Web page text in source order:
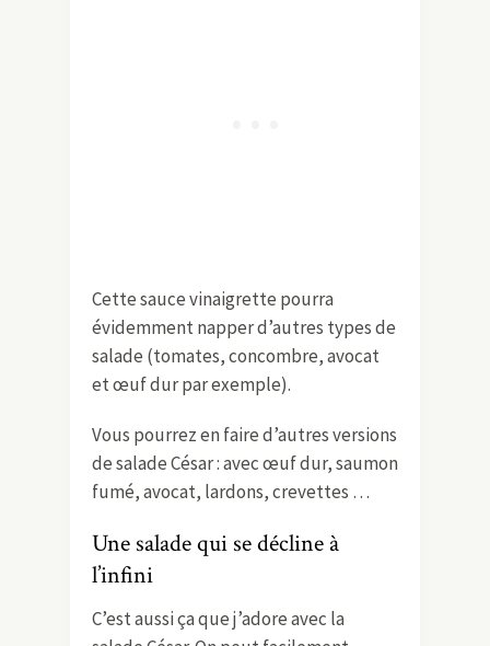
Cette sauce vinaigrette pourra
évidemment napper d’autres types de
salade (tomates, concombre, avocat
et œuf dur par exemple).
Vous pourrez en faire d’autres versions
de salade César : avec œuf dur, saumon
fumé, avocat, lardons, crevettes …
Une salade qui se décline à
l’infini
C’est aussi ça que j’adore avec la